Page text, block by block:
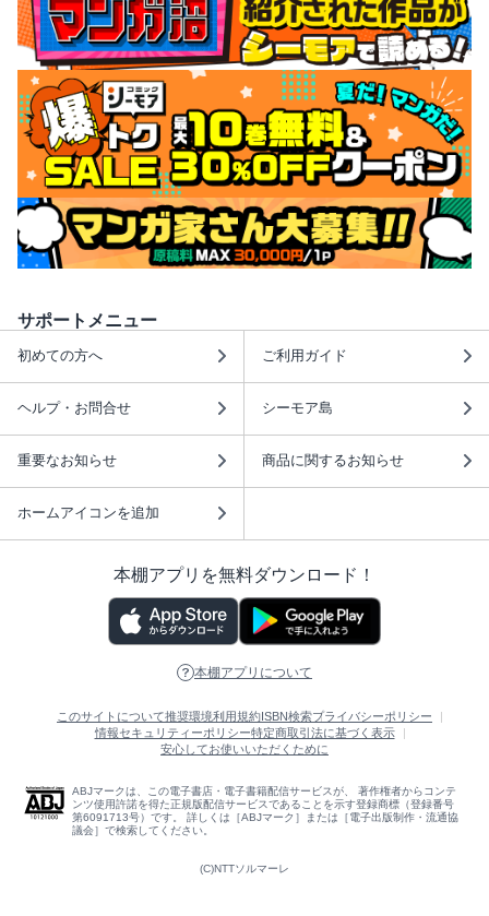
サポートメニュー
初めての方へ ご利用ガイド
ヘルプ・お問合せ シーモア島
重要なお知らせ 商品に関するお知らせ
ホームアイコンを追加
本棚アプリを無料ダウンロード！
本棚アプリについて
このサイトについて推奨環境利用規約 ISBN検索プライバシーポリシー
情報セキュリティーポリシー特定商取引法に基づく表示
安心してお使いいただくために
ABJマークは、この電子書店・電子書籍配信サービスが、 著作権者からコンテ
ンツ使用許諾を得た正規版配信サービスであることを示す登録商標（登録番号
第6091713号）です。 詳しくは［ABJマーク］または［電子出版制作・流通協
議会］で検索してください。
(C)NTTソルマーレ